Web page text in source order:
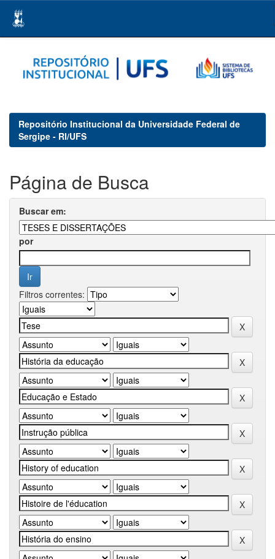
navigation
Repositório Institucional da Universidade Federal de
Sergipe - RI/UFS
Página de Busca
Buscar em:
por
Filtros correntes: